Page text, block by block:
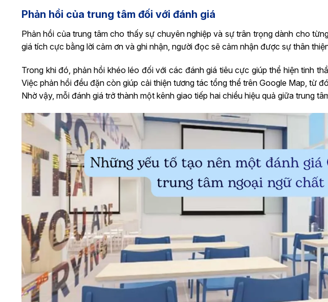
Phản hồi của trung tâm đối với đánh giá
Phản hồi của trung tâm cho thấy sự chuyên nghiệp và sự trân trọng dành cho
giá tích cực bằng lời cảm ơn và ghi nhận, người đọc sẽ cảm nhận được sự thân
Trong khi đó, phản hồi khéo léo đối với các đánh giá tiêu cực giúp thể hiện tinh
Việc phản hồi đều đặn còn giúp cải thiện tương tác tổng thể trên Google Map, từ
Nhờ vậy, mỗi đánh giá trở thành một kênh giao tiếp hai chiều hiệu quả giữa trung